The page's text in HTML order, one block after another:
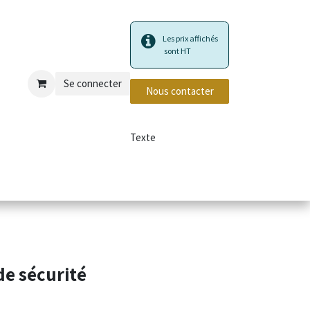
Se connecter
Les prix affichés
sont HT
Nous contacter
Texte
sécurité